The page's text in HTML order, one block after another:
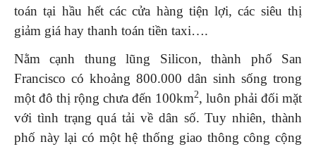
toán tại hầu hết các cửa hàng tiện lợi, các siêu thị
giảm giá hay thanh toán tiền taxi….
Nằm cạnh thung lũng Silicon, thành phố San
Francisco có khoảng 800.000 dân sinh sống trong
một đô thị rộng chưa đến 100km2, luôn phải đối mặt
với tình trạng quá tải về dân số. Tuy nhiên, thành
phố này lại có một hệ thống giao thông công cộng